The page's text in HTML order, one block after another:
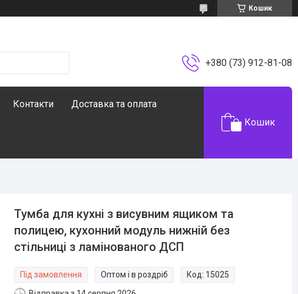
Кошик
+380 (73) 912-81-08
Контакти Доставка та оплата
Кошик
Тумба для кухні з висувним ящиком та
полицею, кухонний модуль нижній без
стільниці з ламінованого ДСП
Під замовлення Оптом і в роздріб Код: 15025